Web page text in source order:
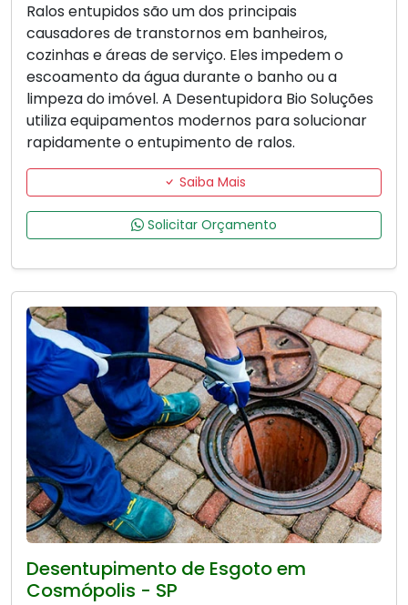
Ralos entupidos são um dos principais
causadores de transtornos em banheiros,
cozinhas e áreas de serviço. Eles impedem o
escoamento da água durante o banho ou a
limpeza do imóvel. A Desentupidora Bio Soluções
utiliza equipamentos modernos para solucionar
rapidamente o entupimento de ralos.
Saiba Mais
Solicitar Orçamento
Desentupimento de Esgoto em
Cosmópolis - SP